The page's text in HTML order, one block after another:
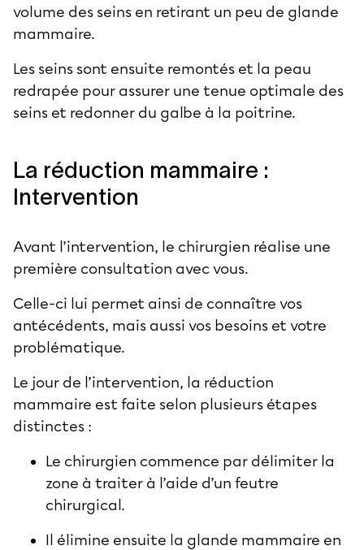
volume des seins en retirant un peu de glande
mammaire.
Les seins sont ensuite remontés et la peau
redrapée pour assurer une tenue optimale des
seins et redonner du galbe à la poitrine.
La réduction mammaire :
Intervention
Avant l’intervention, le chirurgien réalise une
première consultation avec vous.
Celle-ci lui permet ainsi de connaître vos
antécédents, mais aussi vos besoins et votre
problématique.
Le jour de l’intervention, la réduction
mammaire est faite selon plusieurs étapes
distinctes :
Le chirurgien commence par délimiter la
zone à traiter à l’aide d’un feutre
chirurgical.
Il élimine ensuite la glande mammaire en